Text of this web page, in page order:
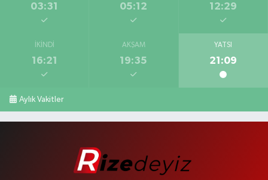
03:31 05:12 12:29
İKINDI
16:21
AKŞAM
19:35
YATSI
21:09
Aylık Vakitler